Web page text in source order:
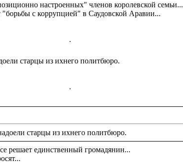
настроенных" членов королевской семьи...
с коррупцией" в Саудовской Аравии...
.
старцы из ихнего политбюро.
.
старцы из ихнего политбюро.
решает единственный громадянин...